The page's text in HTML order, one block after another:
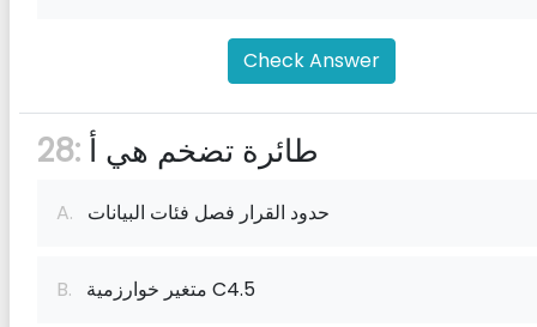
Check Answer
28: طائرة تضخم هي أ
A. حدود القرار فصل فئات البيانات
B. متغير خوارزمية C4.5